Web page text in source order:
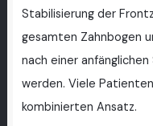
Stabilisierung der
gesamten Zahnbogen
nach einer
werden. Viele
kombinierten Ansatz.